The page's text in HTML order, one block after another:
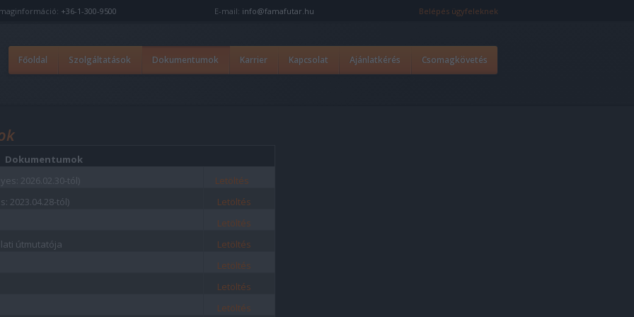
+36-1-300-9500 E-mail: info@famafutar.hu Belépés ügyfeleknek
Főoldal Szolgáltatások Dokumentumok Karrier Kapcsolat Ajánlatkérés Csomagkövetés
Dokumentumok
2026.02.30-tól)
Letöltés
2023.04.28-tól)
Letöltés
Letöltés
útmutatója
Letöltés
Letöltés
Letöltés
Letöltés